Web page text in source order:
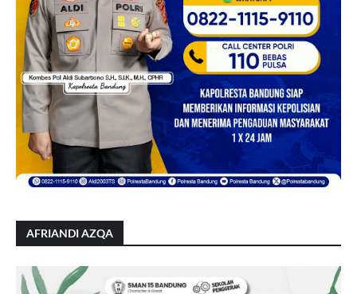
AFRIANDI AZQA